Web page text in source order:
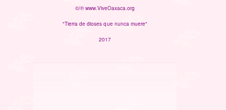
©/℗ www.ViveOaxaca.org
"Tierra de dioses que nunca muere"
2017